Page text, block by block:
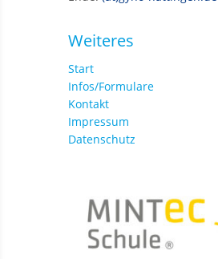
Weiteres
Start
Infos/Formulare
Kontakt
Impressum
Datenschutz